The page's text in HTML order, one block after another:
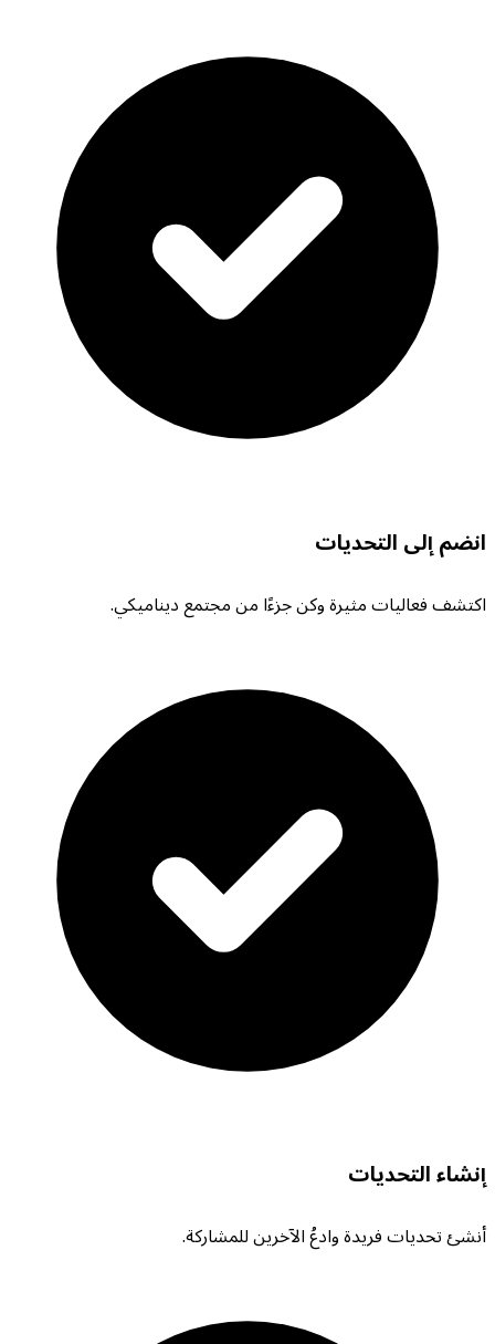
انضم إلى التحديات
اكتشف فعاليات مثيرة وكن جزءًا من مجتمع ديناميكي.
إنشاء التحديات
أنشئ تحديات فريدة وادعُ الآخرين للمشاركة.